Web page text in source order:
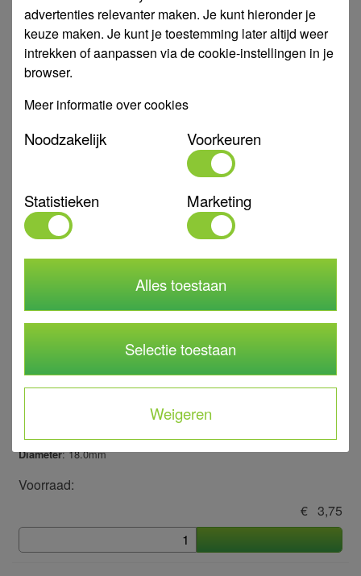
Voorraad:
€ 3,75
Diameter: 14.0mm
Nozzle Hidra 16.0mm
Voorraad:
Diameter: 18.0mm
€ 3,75
advertenties relevanter maken. Je kunt hieronder je
keuze maken. Je kunt je toestemming later altijd weer
intrekken of aanpassen via de cookie-instellingen in je
browser.
Meer informatie over cookies
Noodzakelijk Voorkeuren
Statistieken Marketing
Weigeren
Selectie toestaan
Alles toestaan